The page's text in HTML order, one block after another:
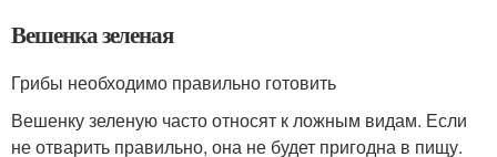
Вешенка зеленая
Грибы необходимо правильно готовить
Вешенку зеленую часто относят к ложным видам. Если
не отварить правильно, она не будет пригодна в пищу.